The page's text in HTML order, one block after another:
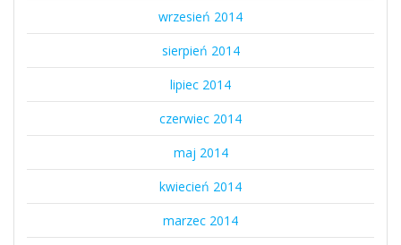
wrzesień 2014
sierpień 2014
lipiec 2014
czerwiec 2014
maj 2014
kwiecień 2014
marzec 2014